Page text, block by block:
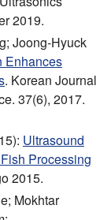
2019.
Joong-Hyuck
Enhances
. Korean Journal
37(6), 2017.
Ultrasound
Processing
2015.
Mokhtar